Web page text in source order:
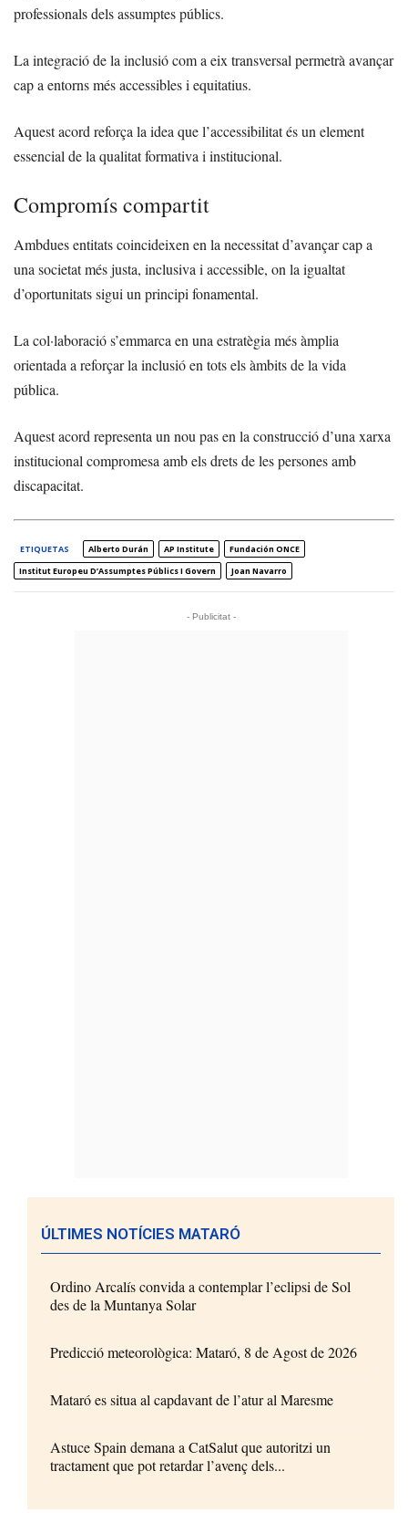
professionals dels assumptes públics.
La integració de la inclusió com a eix transversal permetrà avançar
cap a entorns més accessibles i equitatius.
Aquest acord reforça la idea que l’accessibilitat és un element
essencial de la qualitat formativa i institucional.
Compromís compartit
Ambdues entitats coincideixen en la necessitat d’avançar cap a
una societat més justa, inclusiva i accessible, on la igualtat
d’oportunitats sigui un principi fonamental.
La col·laboració s’emmarca en una estratègia més àmplia
orientada a reforçar la inclusió en tots els àmbits de la vida
pública.
Aquest acord representa un nou pas en la construcció d’una xarxa
institucional compromesa amb els drets de les persones amb
discapacitat.
ETIQUETAS Alberto Durán AP Institute
Fundación ONCE
Institut Europeu D’Assumptes Públics I Govern
Joan Navarro
- Publicitat -
ÚLTIMES NOTÍCIES MATARÓ
Ordino Arcalís convida a contemplar l’eclipsi de Sol
des de la Muntanya Solar
Predicció meteorològica: Mataró, 8 de Agost de 2026
Mataró es situa al capdavant de l’atur al Maresme
Astuce Spain demana a CatSalut que autoritzi un
tractament que pot retardar l’avenç dels...